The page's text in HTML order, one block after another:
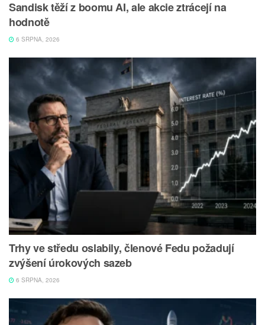
Sandisk těží z boomu AI, ale akcie ztrácejí na
hodnotě
6 SRPNA, 2026
Trhy ve středu oslabily, členové Fedu požadují
zvýšení úrokových sazeb
6 SRPNA, 2026